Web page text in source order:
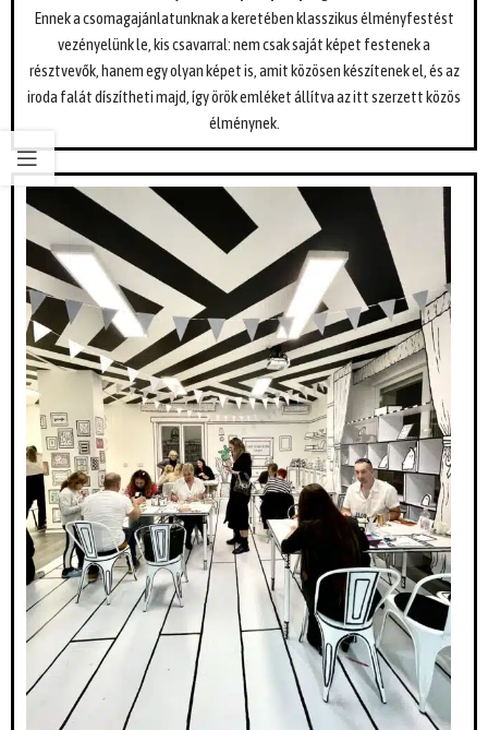
Ennek a csomagajánlatunknak a keretében klasszikus élményfestést
vezényelünk le, kis csavarral: nem csak saját képet festenek a
résztvevők, hanem egy olyan képet is, amit közösen készítenek el, és az
iroda falát díszítheti majd, így örök emléket állítva az itt szerzett közös
élménynek.